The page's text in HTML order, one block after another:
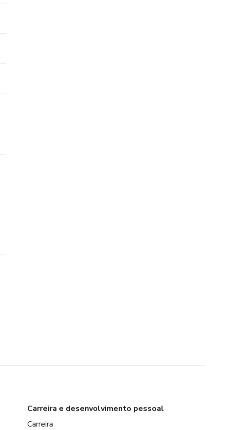
Carreira e desenvolvimento pessoal
Carreira